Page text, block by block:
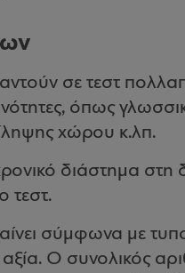
σε τεστ
όπως
χώρου κ.λπ.
διάστημα στη
τεστ.
σύμφωνα με
αξία. Ο συνολικός